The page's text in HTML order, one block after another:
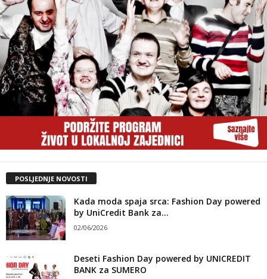
POSLJEDNJE NOVOSTI
Kada moda spaja srca: Fashion Day powered
by UniCredit Bank za...
02/06/2026
Deseti Fashion Day powered by UNICREDIT
BANK za SUMERO